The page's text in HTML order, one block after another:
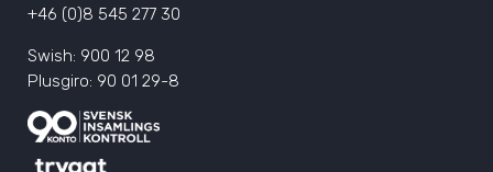
+46 (0)8 545 277 30
Swish: 900 12 98
Plusgiro: 90 01 29-8